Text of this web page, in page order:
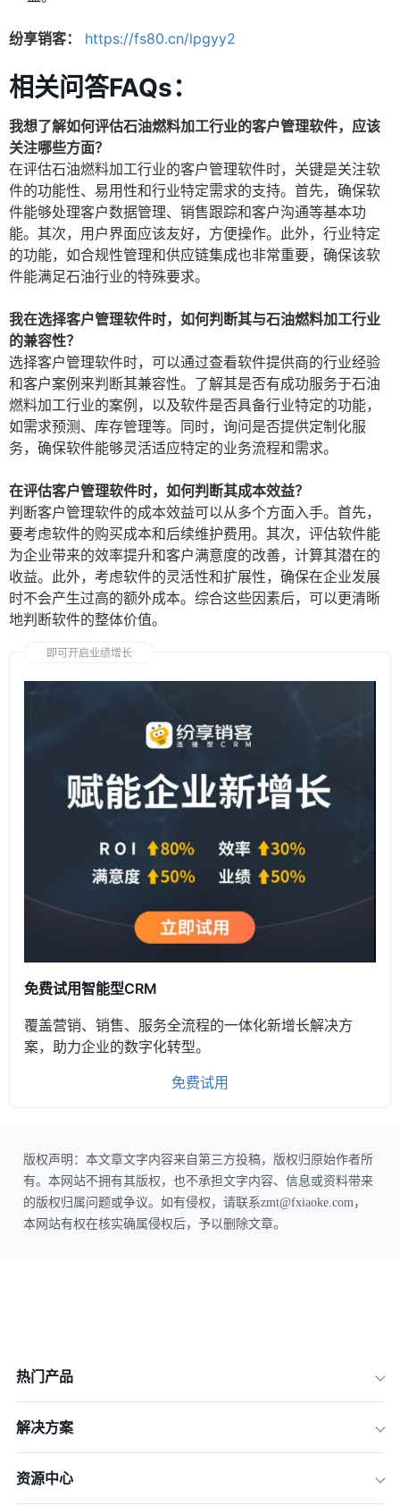
纷享销客： https://fs80.cn/lpgyy2
相关问答FAQs：
我想了解如何评估石油燃料加工行业的客户管理软件，应该
关注哪些方面？
在评估石油燃料加工行业的客户管理软件时，关键是关注软
件的功能性、易用性和行业特定需求的支持。首先，确保软
件能够处理客户数据管理、销售跟踪和客户沟通等基本功
能。其次，用户界面应该友好，方便操作。此外，行业特定
的功能，如合规性管理和供应链集成也非常重要，确保该软
件能满足石油行业的特殊要求。
我在选择客户管理软件时，如何判断其与石油燃料加工行业
的兼容性？
选择客户管理软件时，可以通过查看软件提供商的行业经验
和客户案例来判断其兼容性。了解其是否有成功服务于石油
燃料加工行业的案例，以及软件是否具备行业特定的功能，
如需求预测、库存管理等。同时，询问是否提供定制化服
务，确保软件能够灵活适应特定的业务流程和需求。
在评估客户管理软件时，如何判断其成本效益？
判断客户管理软件的成本效益可以从多个方面入手。首先，
要考虑软件的购买成本和后续维护费用。其次，评估软件能
为企业带来的效率提升和客户满意度的改善，计算其潜在的
收益。此外，考虑软件的灵活性和扩展性，确保在企业发展
时不会产生过高的额外成本。综合这些因素后，可以更清晰
地判断软件的整体价值。
即可开启业绩增长
免费试用智能型CRM
覆盖营销、销售、服务全流程的一体化新增长解决方
案，助力企业的数字化转型。
免费试用
版权声明：本文章文字内容来自第三方投稿，版权归原始作者所
有。本网站不拥有其版权，也不承担文字内容、信息或资料带来
的版权归属问题或争议。如有侵权，请联系zmt@fxiaoke.com，
本网站有权在核实确属侵权后，予以删除文章。
热门产品
解决方案
资源中心